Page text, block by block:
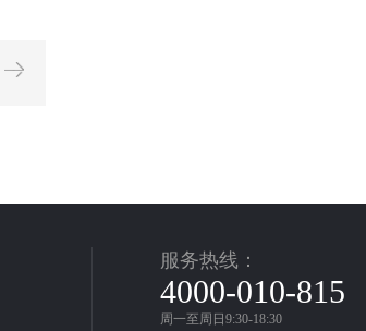
服务热线：
4000-010-815
周一至周日9:30-18:30